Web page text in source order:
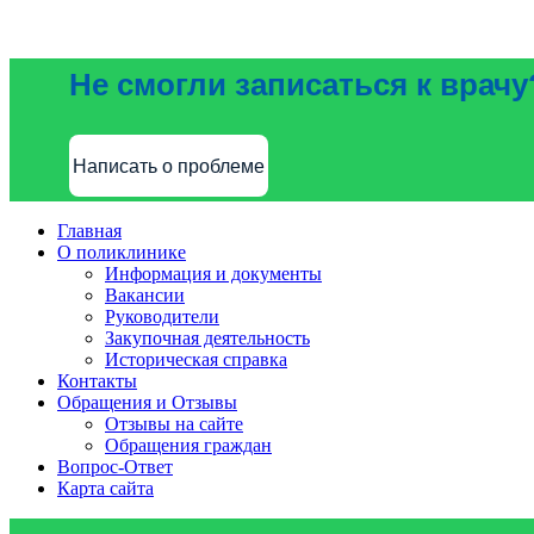
Не смогли записаться к
Написать о проблеме
Главная
О поликлинике
Информация и документы
Вакансии
Руководители
Закупочная деятельность
Историческая справка
Контакты
Обращения и Отзывы
Отзывы на сайте
Обращения граждан
Вопрос-Ответ
Карта сайта